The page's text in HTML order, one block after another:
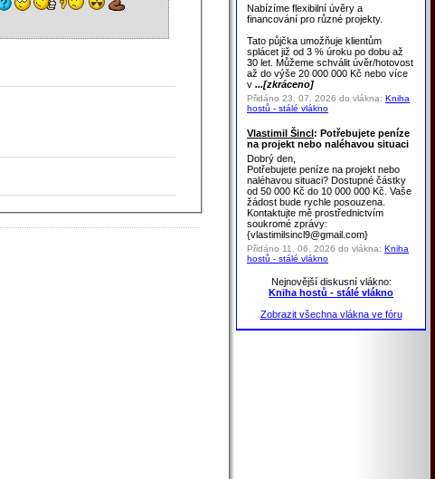
Nabízíme flexibilní úvěry a
financování pro různé projekty.
Tato půjčka umožňuje klientům
splácet již od 3 % úroku po dobu až
30 let. Můžeme schválit úvěr/hotovost
až do výše 20 000 000 Kč nebo více
v ...[zkráceno]
Přidáno 23. 07. 2026 do vlákna: Kniha
hostů - stálé vlákno
Vlastimil Šincl: Potřebujete peníze
na projekt nebo naléhavou situaci
Dobrý den,
Potřebujete peníze na projekt nebo
naléhavou situaci? Dostupné částky
od 50 000 Kč do 10 000 000 Kč. Vaše
žádost bude rychle posouzena.
Kontaktujte mě prostřednictvím
soukromé zprávy:
{vlastimilsincl9@gmail.com}
Přidáno 11. 06. 2026 do vlákna: Kniha
hostů - stálé vlákno
Nejnovější diskusní vlákno:
Kniha hostů - stálé vlákno
Zobrazit všechna vlákna ve fóru